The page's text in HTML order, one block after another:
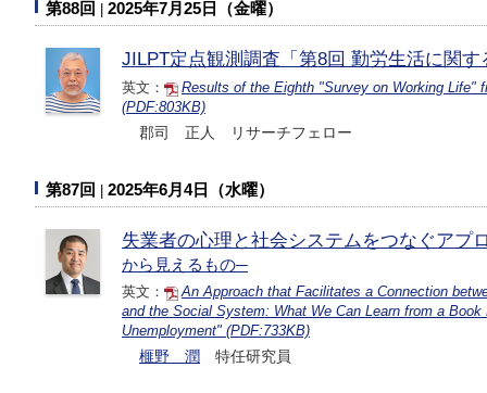
第88回 2025年7月25日（金曜）
JILPT定点観測調査「第8回 勤労生活に関
英文：
Results of the Eighth "Survey on Working Life"
(PDF:803KB)
郡司 正人 リサーチフェロー
第87回 2025年6月4日（水曜）
失業者の心理と社会システムをつなぐアプ
から見えるもの─
英文：
An Approach that Facilitates a Connection
and the Social System: What We Can Learn from a
Unemployment" (PDF:733KB)
榧野 潤 特任研究員